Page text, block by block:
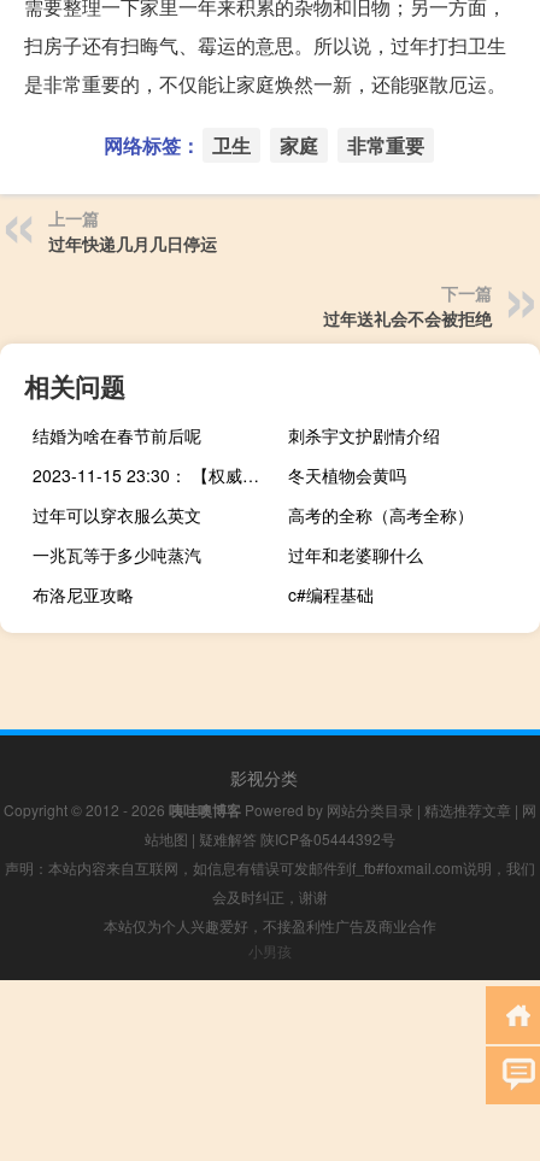
需要整理一下家里一年来积累的杂物和旧物；另一方面，
扫房子还有扫晦气、霉运的意思。所以说，过年打扫卫生
是非常重要的，不仅能让家庭焕然一新，还能驱散厄运。
网络标签： 卫生 家庭 非常重要
上一篇
过年快递几月几日停运
下一篇
过年送礼会不会被拒绝
相关问题
结婚为啥在春节前后呢
刺杀宇文护剧情介绍
2023-11-15 23:30： 【权威路况】11月15日22:57 G30连霍高速永古段安门收费站入口称重车道设备故障，请绕行！2023年11月15日22:57 G30连霍高速永古段安门收费站入口称重车道设备故障，期间欲从该站驶入的货运车辆暂需从古浪南或古浪北收费站通行。请途经车辆合理规划出行路线，注意行车安全。获取后续进展及了解最新路况 ​​​
冬天植物会黄吗
过年可以穿衣服么英文
高考的全称（高考全称）
一兆瓦等于多少吨蒸汽
过年和老婆聊什么
布洛尼亚攻略
c#编程基础
影视分类
Copyright © 2012 - 2026 咦哇噢博客 Powered by 网站分类目录 | 精选推荐文章 | 网
站地图 | 疑难解答 陕ICP备05444392号
声明：本站内容来自互联网，如信息有错误可发邮件到f_fb#foxmail.com说明，我们
会及时纠正，谢谢
本站仅为个人兴趣爱好，不接盈利性广告及商业合作
小男孩